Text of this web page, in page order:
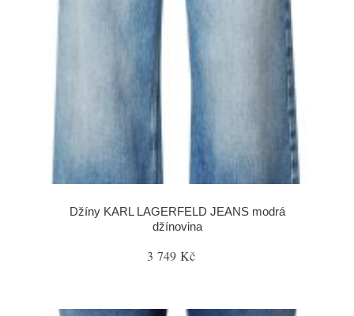
Džíny KARL LAGERFELD JEANS modrá
džínovina
3 749 Kč